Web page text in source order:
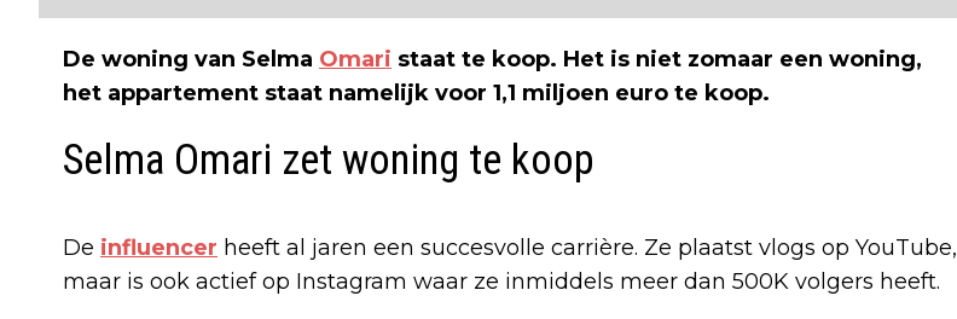
De woning van Selma Omari staat te koop. Het is niet zomaar een woning,
het appartement staat namelijk voor 1,1 miljoen euro te koop.
Selma Omari zet woning te koop
De influencer heeft al jaren een succesvolle carrière. Ze plaatst vlogs op YouTube,
maar is ook actief op Instagram waar ze inmiddels meer dan 500K volgers heeft.